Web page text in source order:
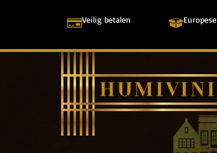
Veilig betalen